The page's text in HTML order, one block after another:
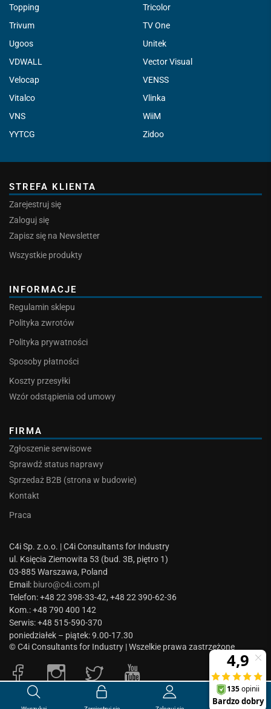
Topping
Tricolor
Trivum
TV One
Ugoos
Unitek
VDWALL
Vector Visual
Velocap
VENSS
Vitalco
Vlinka
VNS
WiiM
YYTCG
Zidoo
STREFA KLIENTA
Zarejestruj się
Zaloguj się
Zapisz się na Newsletter
Wszystkie produkty
INFORMACJE
Regulamin sklepu
Polityka zwrotów
Polityka prywatności
Sposoby płatności
Koszty przesyłki
Wzór odstąpienia od umowy
FIRMA
Zgłoszenie serwisowe
Sprawdź status naprawy
Sprzedaż B2B (strona w budowie)
Kontakt
Praca
C4i Sp. z.o.o. | C4i Consultants for Industry
ul. Księcia Ziemowita 53 (bud. 3B, piętro 1)
03-885 Warszawa, Poland
Email: biuro@c4i.com.pl
Telefon: +48 22 398-33-42, +48 22 390-62-36
Kom.: +48 790 400 142
Serwis: +48 515-590-370
poniedziałek – piątek: 9.00-17.30
© C4i Consultants for Industry | Wszelkie prawa zastrzeżone
0.00zł
0